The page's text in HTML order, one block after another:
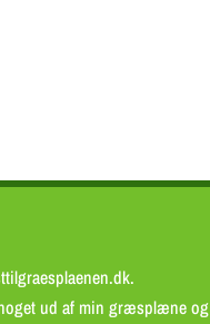
ud af min græsplæne og